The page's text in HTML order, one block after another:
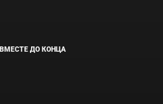
ВМЕСТЕ ДО КОНЦА